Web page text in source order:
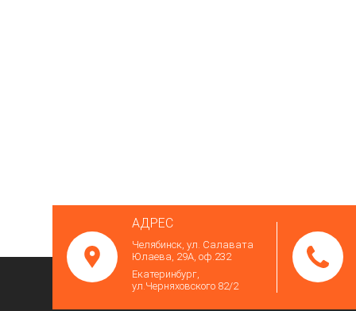
АДРЕС
Челябинск, ул. Салавата
Юлаева, 29А, оф.232
Екатеринбург,
ул.Черняховского 82/2